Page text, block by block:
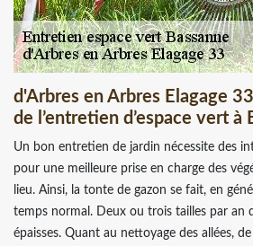
d'Arbres en Arbres Elagage
de l’entretien d’espace vert à
Un bon entretien de jardin nécessite des
pour une meilleure prise en charge des
lieu. Ainsi, la tonte de gazon se fait, en
temps normal. Deux ou trois tailles par an
épaisses. Quant au nettoyage des allées,